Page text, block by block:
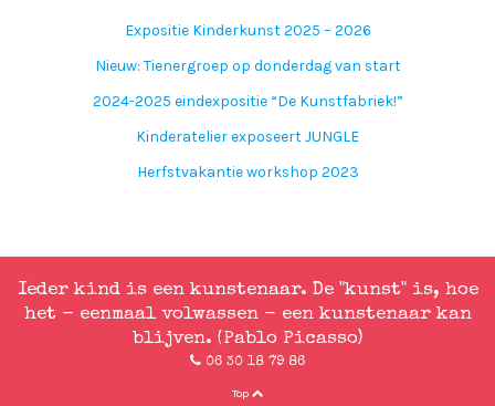
Expositie Kinderkunst 2025 – 2026
Nieuw: Tienergroep op donderdag van start
2024-2025 eindexpositie “De Kunstfabriek!”
Kinderatelier exposeert JUNGLE
Herfstvakantie workshop 2023
Ieder kind is een kunstenaar. De "kunst" is, hoe
het - eenmaal volwassen - een kunstenaar kan
blijven. (Pablo Picasso)
06 30 18 79 86
Top